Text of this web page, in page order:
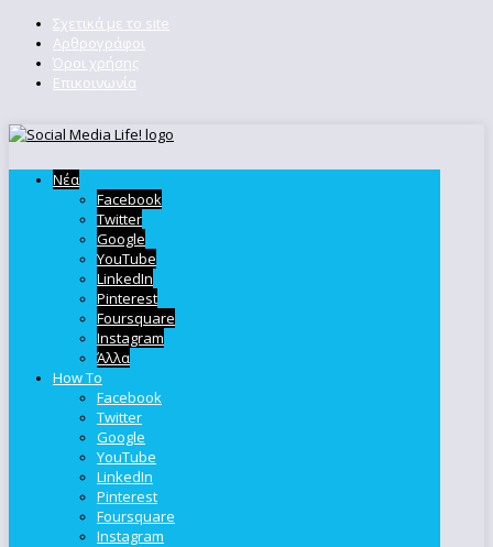
Σχετικά με το site
Αρθρογράφοι
Όροι χρήσης
Επικοινωνία
Νέα
Facebook
Twitter
Google
YouTube
LinkedIn
Pinterest
Foursquare
Instagram
Άλλα
How To
Facebook
Twitter
Google
YouTube
LinkedIn
Pinterest
Foursquare
Instagram